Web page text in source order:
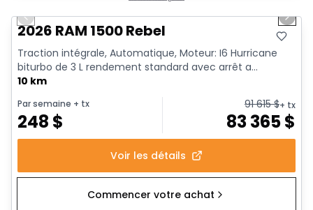
Previous slide Next
2026 RAM 1500 Rebel
Traction intégrale, Automatique, Moteur: I6 Hurricane
biturbo de 3 L rendement standard avec arrêt a...
10 km
Par semaine + tx
248 $
91 615$+ tx
83 365$
Voir les détails
Commencer votre achat